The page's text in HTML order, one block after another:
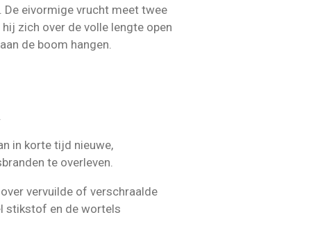
. De eivormige vrucht meet twee
zich over de volle lengte open
de boom hangen.
in korte tijd nieuwe,
te overleven.
vervuilde of verschraalde
stikstof en de wortels